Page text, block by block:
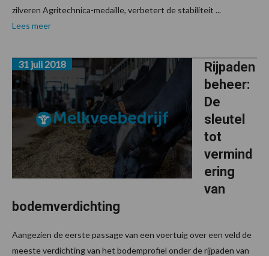
zilveren Agritechnica-medaille, verbetert de stabiliteit ...
Lees meer
Rijpaden
beheer:
De
sleutel
tot
vermind
ering
van
bodemverdichting
31 juli 2018
Aangezien de eerste passage van een voertuig over een veld de
meeste verdichting van het bodemprofiel onder de rijpaden van